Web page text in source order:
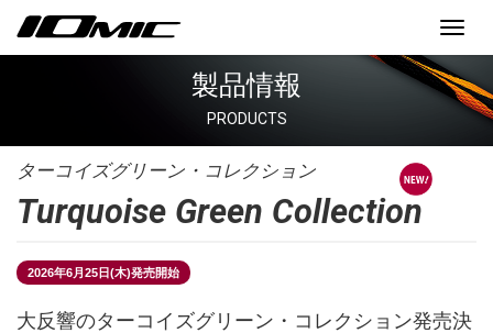
製品情報
PRODUCTS
ターコイズグリーン・コレクション
Turquoise Green Collection
2026年6月25日(木)発売開始
大反響のターコイズグリーン・コレクション発売決